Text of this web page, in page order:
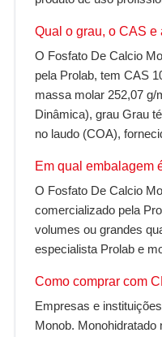
Qual o grau, o CAS
O Fosfato De Calcio
pela Prolab, tem CAS
massa molar 252,07 g/
Dinâmica), grau Grau
no laudo (COA),
Em qual embalagem
O Fosfato De Calcio
comercializado pela
volumes ou grandes
especialista Prolab e
Como comprar com
Empresas e
Monob. Monohidratado